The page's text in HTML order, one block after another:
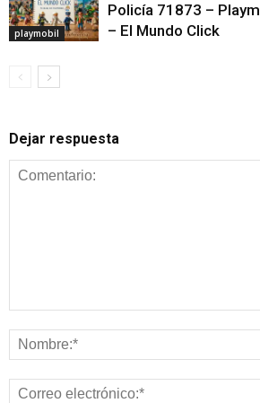
playmobil
Policía 71873 –
– El Mundo Click
Dejar respuesta